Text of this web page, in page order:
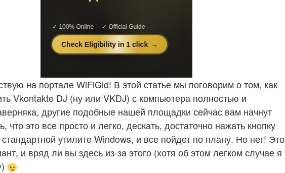
на портале WiFiGid! В этой статье мы поговорим о том, как
Vkontakte DJ (ну или VKDJ) с компьютера полностью и
другие подобные нашей площадки сейчас вам начнут
что это все просто и легко, дескать, достаточно нажать кнопку
утилите Windows, и все пойдет по плану. Но нет! Это
и вряд ли вы здесь из-за этого (хотя об этом легком случае я